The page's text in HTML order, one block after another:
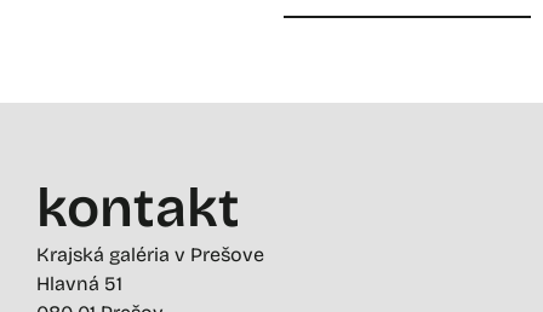
kontakt
Krajská galéria v Prešove
Hlavná 51